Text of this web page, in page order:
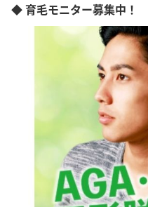
◆ 育毛モニター募集中！